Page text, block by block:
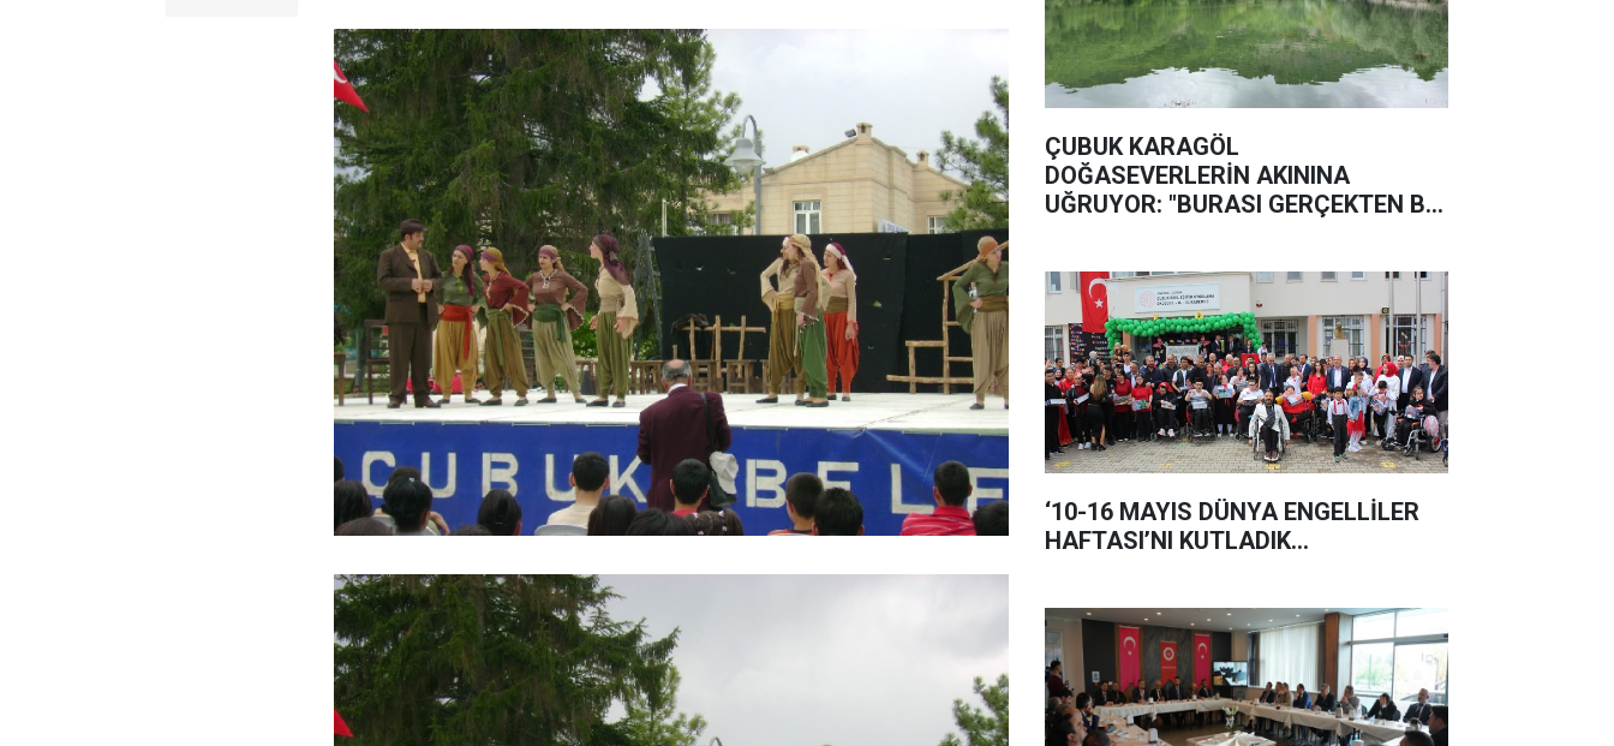
ÇUBUK KARAGÖL
DOĞASEVERLERİN AKININA
UĞRUYOR: "BURASI GERÇEKTEN BİR
‘10-16 MAYIS DÜNYA ENGELLİLER
HAFTASI’NI KUTLADIK…